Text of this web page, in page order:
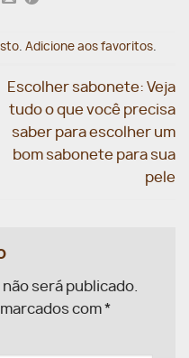
. Adicione aos favoritos.
Escolher sabonete: Veja
tudo o que você precisa
saber para escolher um
bom sabonete para sua
pele
será publicado.
com*